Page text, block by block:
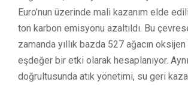
Euro’nun üzerinde mali kazanım elde
ton karbon emisyonu azaltıldı. Bu
zamanda yıllık bazda 527 ağacın
eşdeğer bir etki olarak hesaplanıyor.
doğrultusunda atık yönetimi, su geri